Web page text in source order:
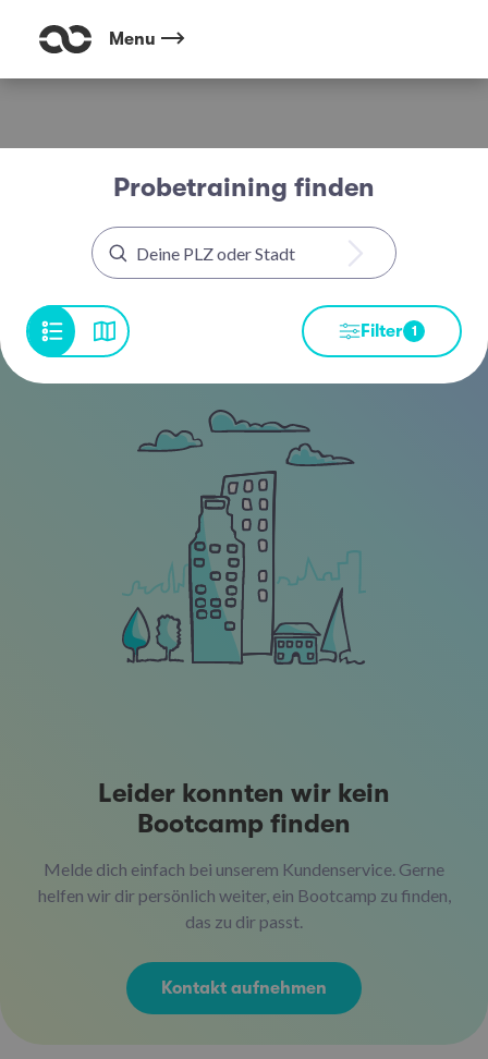
Menu
Probetraining finden
Filter 1
Leider konnten wir kein
Bootcamp finden
Melde dich einfach bei unserem Kundenservice. Gerne
helfen wir dir persönlich weiter, ein Bootcamp zu finden,
das zu dir passt.
Kontakt aufnehmen